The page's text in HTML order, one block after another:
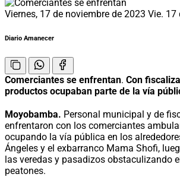
Viernes, 17 de noviembre de 2023 Vie. 17
Diario Amanecer
Comerciantes se enfrentan. Con
productos ocupaban parte de la vía
Moyobamba. Personal municipal y de
enfrentaron con los comerciantes
ocupando la vía pública en los
Ángeles y el exbarranco Mama Shofi,
las veredas y pasadizos obstaculizando
peatones.